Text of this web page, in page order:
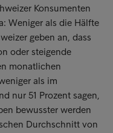
Konsumenten
Weniger als die Hälfte
geben an, dass
oder steigende
monatlichen
als im
nur 51 Prozent sagen,
bewusster werden
Durchschnitt von